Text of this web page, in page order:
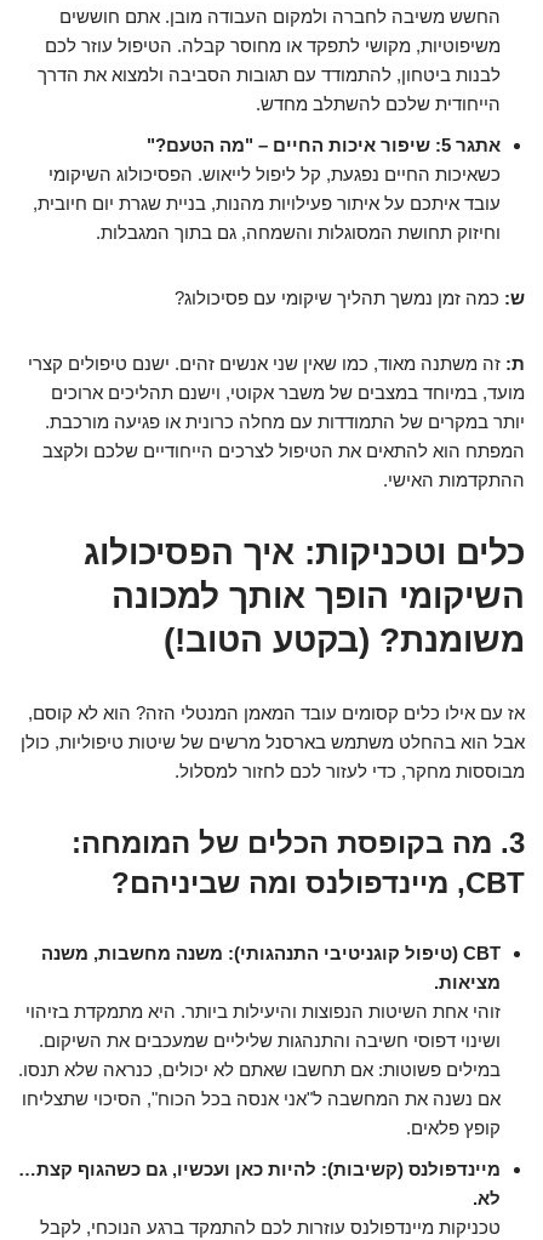
החשש משיבה לחברה ולמקום העבודה מובן. אתם חוששים
משיפוטיות, מקושי לתפקד או מחוסר קבלה. הטיפול עוזר לכם
לבנות ביטחון, להתמודד עם תגובות הסביבה ולמצוא את הדרך
הייחודית שלכם להשתלב מחדש.
אתגר 5: שיפור איכות החיים – "מה הטעם?"
כשאיכות החיים נפגעת, קל ליפול לייאוש. הפסיכולוג השיקומי
עובד איתכם על איתור פעילויות מהנות, בניית שגרת יום חיובית,
וחיזוק תחושת המסוגלות והשמחה, גם בתוך המגבלות.
ש: כמה זמן נמשך תהליך שיקומי עם פסיכולוג?
ת: זה משתנה מאוד, כמו שאין שני אנשים זהים. ישנם טיפולים קצרי
מועד, במיוחד במצבים של משבר אקוטי, וישנם תהליכים ארוכים
יותר במקרים של התמודדות עם מחלה כרונית או פגיעה מורכבת.
המפתח הוא להתאים את הטיפול לצרכים הייחודיים שלכם ולקצב
ההתקדמות האישי.
כלים וטכניקות: איך הפסיכולוג
השיקומי הופך אותך למכונה
משומנת? (בקטע הטוב!)
אז עם אילו כלים קסומים עובד המאמן המנטלי הזה? הוא לא קוסם,
אבל הוא בהחלט משתמש בארסנל מרשים של שיטות טיפוליות, כולן
מבוססות מחקר, כדי לעזור לכם לחזור למסלול.
3. מה בקופסת הכלים של המומחה:
CBT, מיינדפולנס ומה שביניהם?
CBT (טיפול קוגניטיבי התנהגותי): משנה מחשבות, משנה
מציאות.
זוהי אחת השיטות הנפוצות והיעילות ביותר. היא מתמקדת בזיהוי
ושינוי דפוסי חשיבה והתנהגות שליליים שמעכבים את השיקום.
במילים פשוטות: אם תחשבו שאתם לא יכולים, כנראה שלא תנסו.
אם נשנה את המחשבה ל"אני אנסה בכל הכוח", הסיכוי שתצליחו
קופץ פלאים.
מיינדפולנס (קשיבות): להיות כאן ועכשיו, גם כשהגוף קצת…
לא.
טכניקות מיינדפולנס עוזרות לכם להתמקד ברגע הנוכחי, לקבל